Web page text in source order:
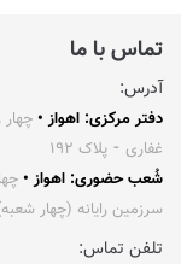
تماس با ما
آدرس:
دفتر مرکزی: اهواز • چهار
غفاری ⁃ پلاک ۱۹۲
شُعب حضوری: اهواز •
سرزمین رایانه (چهار
تلفن تماس: